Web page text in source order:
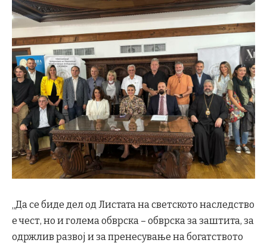
„Да се биде дел од Листата на светското наследство
е чест, но и голема обврска – обврска за заштита, за
одржлив развој и за пренесување на богатството